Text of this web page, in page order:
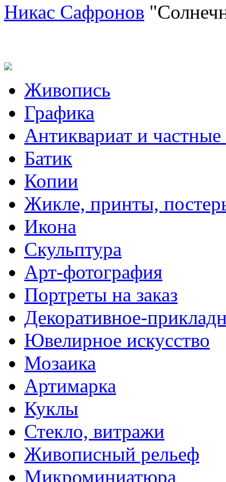
Никас Сафронов
Живопись
Графика
Антиквариат и
Батик
Копии
Жикле, принты,
Икона
Скульптура
Арт-фотография
Портреты на заказ
Декоративное-
Ювелирное искусство
Мозаика
Артимарка
Куклы
Стекло, витражи
Живописный рельеф
Микроминиатюра